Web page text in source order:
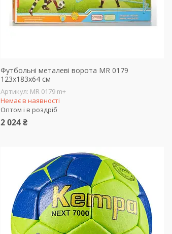
Футбольні металеві ворота MR 0179
123х183х64 см
MR 0179 m+
Немає в наявності
Оптом і в роздріб
2 024 ₴